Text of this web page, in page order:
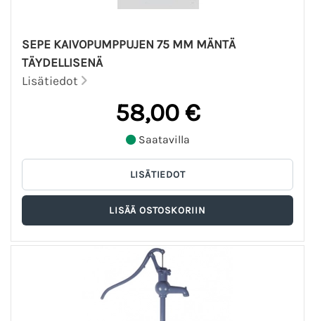
SEPE KAIVOPUMPPUJEN 75 MM MÄNTÄ
TÄYDELLISENÄ
Lisätiedot
58,00 €
Saatavilla